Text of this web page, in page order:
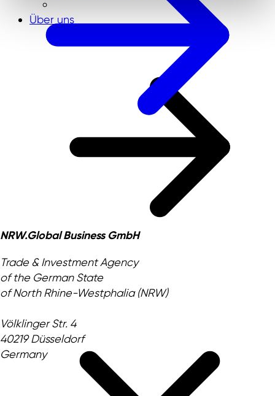
Über uns
NRW.Global Business GmbH
Trade & Investment Agency
of the German State
of North Rhine-Westphalia (NRW)
Völklinger Str. 4
40219 Düsseldorf
Germany